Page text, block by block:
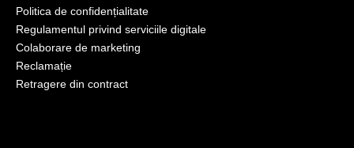
Politica de confidențialitate
Regulamentul privind serviciile digitale
Colaborare de marketing
Reclamație
Retragere din contract